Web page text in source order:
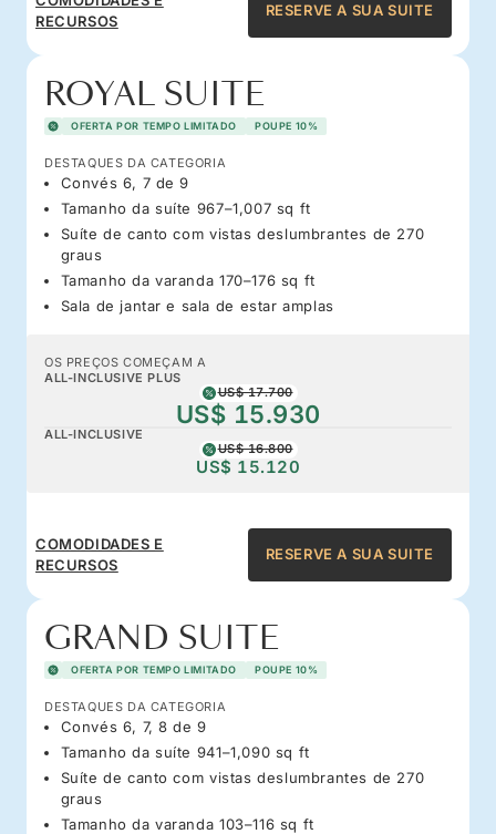
RECURSOS
RESERVE A SUA SUITE
ROYAL SUITE
OFERTA POR TEMPO LIMITADO POUPE 10%
DESTAQUES DA CATEGORIA
Convés 6, 7 de 9
Tamanho da suíte 967–1,007 sq ft
Suíte de canto com vistas deslumbrantes de 270
graus
Tamanho da varanda 170–176 sq ft
Sala de jantar e sala de estar amplas
OS PREÇOS COMEÇAM A
ALL-INCLUSIVE PLUS
US$ 17.700
US$ 15.930
ALL-INCLUSIVE
US$ 16.800
US$ 15.120
COMODIDADES E
RECURSOS
RESERVE A SUA SUITE
GRAND SUITE
OFERTA POR TEMPO LIMITADO POUPE 10%
DESTAQUES DA CATEGORIA
Convés 6, 7, 8 de 9
Tamanho da suíte 941–1,090 sq ft
Suíte de canto com vistas deslumbrantes de 270
graus
Tamanho da varanda 103–116 sq ft